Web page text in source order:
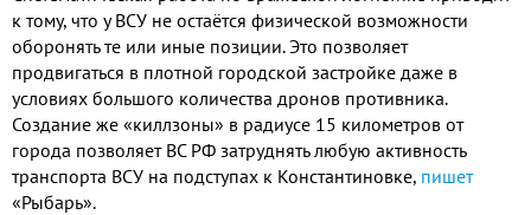
к тому, что у ВСУ не остаётся физической возможности
оборонять те или иные позиции. Это позволяет
продвигаться в плотной городской застройке даже в
условиях большого количества дронов противника.
Создание же «киллзоны» в радиусе 15 километров от
города позволяет ВС РФ затруднять любую активность
транспорта ВСУ на подступах к Константиновке, пишет
«Рыбарь».